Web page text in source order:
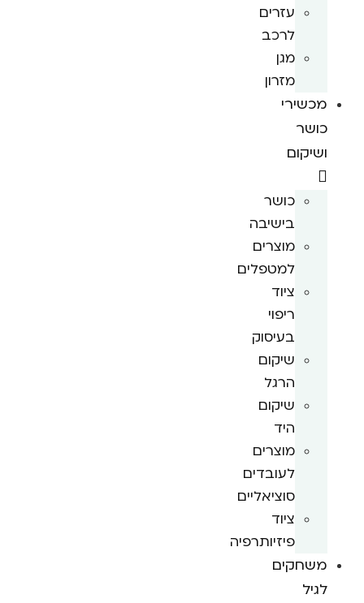
עזרים
לרכב
מגן
מזרון
מכשירי
כושר
ושיקום
כושר
בישיבה
מוצרים
למטפלים
ציוד
ריפוי
בעיסוק
שיקום
הרגל
שיקום
היד
מוצרים
לעובדים
סוציאליים
ציוד
פיזיותרפיה
משחקים
לגיל